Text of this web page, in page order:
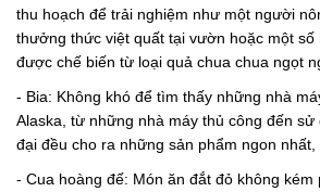
thu hoạch để trải nghiệm như một người
thưởng thức việt quất tại vườn hoặc một số
được chế biến từ loại quả chua chua ngọt
- Bia: Không khó để tìm thấy những nhà
Alaska, từ những nhà máy thủ công đến sử
đại đều cho ra những sản phẩm ngon nhất,
- Cua hoàng đế: Món ăn đắt đỏ không kém